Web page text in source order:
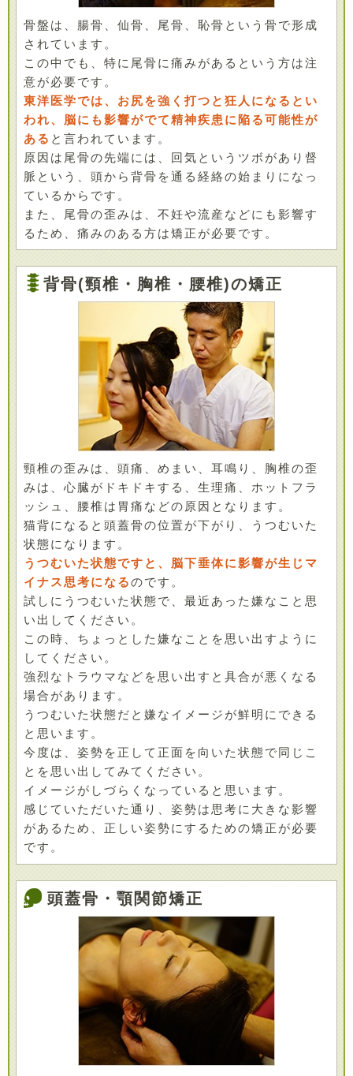
骨盤は、腸骨、仙骨、尾骨、恥骨という骨で形成
されています。
この中でも、特に尾骨に痛みがあるという方は注
意が必要です。
東洋医学では、お尻を強く打つと狂人になるとい
われ、脳にも影響がでて精神疾患に陥る可能性が
ある と言われています。
原因は尾骨の先端には、回気というツボがあり督
脈という、頭から背骨を通る経絡の始まりになっ
ているからです。
また、尾骨の歪みは、不妊や流産などにも影響す
るため、痛みのある方は矯正が必要です。
背骨(頸椎・胸椎・腰椎)の矯正
頸椎の歪みは、頭痛、めまい、耳鳴り、胸椎の歪
みは、心臓がドキドキする、生理痛、ホットフラ
ッシュ、腰椎は胃痛などの原因となります。
猫背になると頭蓋骨の位置が下がり、うつむいた
状態になります。
うつむいた状態ですと、脳下垂体に影響が生じマ
イナス思考になるのです。
試しにうつむいた状態で、最近あった嫌なこと思
い出してください。
この時、ちょっとした嫌なことを思い出すように
してください。
強烈なトラウマなどを思い出すと具合が悪くなる
場合があります。
うつむいた状態だと嫌なイメージが鮮明にできる
と思います。
今度は、姿勢を正して正面を向いた状態で同じこ
とを思い出してみてください。
イメージがしづらくなっていると思います。
感じていただいた通り、姿勢は思考に大きな影響
があるため、正しい姿勢にするための矯正が必要
です。
頭蓋骨・顎関節矯正